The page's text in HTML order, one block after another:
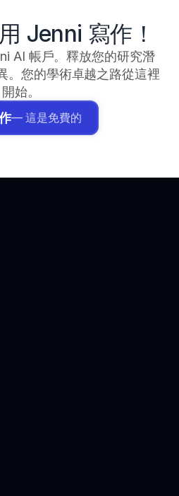
Jenni 寫作！
AI 帳戶。釋放您的研究潛
。您的學術卓越之路從這裡
開始。
— 這是免費的